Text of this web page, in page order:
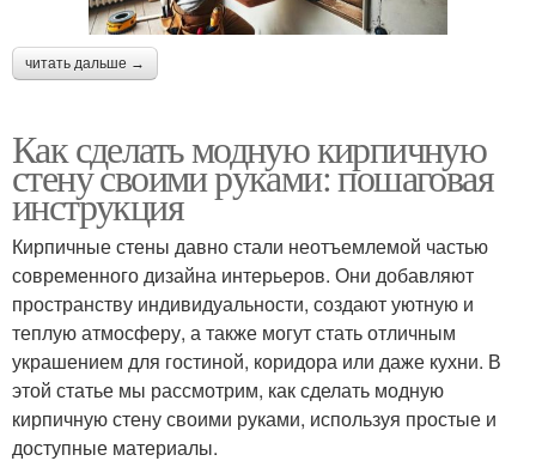
читать дальше →
Как сделать модную кирпичную
стену своими руками: пошаговая
инструкция
Кирпичные стены давно стали неотъемлемой частью
современного дизайна интерьеров. Они добавляют
пространству индивидуальности, создают уютную и
теплую атмосферу, а также могут стать отличным
украшением для гостиной, коридора или даже кухни. В
этой статье мы рассмотрим, как сделать модную
кирпичную стену своими руками, используя простые и
доступные материалы.